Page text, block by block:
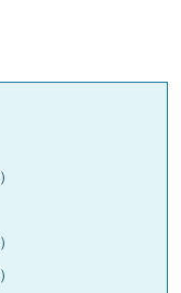
）
）
）